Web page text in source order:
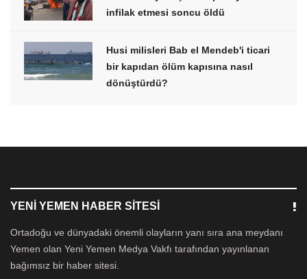
infilak etmesi soncu öldü
Husi milisleri Bab el Mendeb'i ticari
bir kapıdan ölüm kapısına nasıl
dönüştürdü?
YENI YEMEN HABER SITESI
Ortadoğu ve dünyadaki önemli olayların yanı sıra ana meydanı
Yemen olan Yeni Yemen Medya Vakfı tarafından yayınlanan
bağımsız bir haber sitesi.